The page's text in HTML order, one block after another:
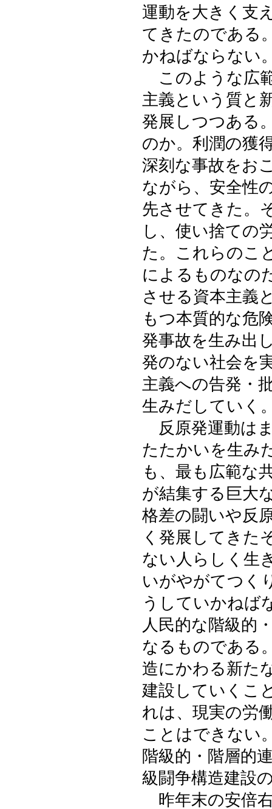
運動を大きく支
てきたのである
かねばならない
このような広
主義という質と
発展しつつある
のか。利潤の獲
深刻な事故をお
ながら、安全性
先させてきた。
し、使い捨ての
た。これらのこ
によるものなの
させる資本主義
もつ本質的な危
発事故を生み出
発のない社会を
主義への告発・
生みだしていく
反原発運動は
たたかいを生み
も、最も広範な
が結集する巨大
格差の闘いや反
く発展してきた
ない人らしく生
いがやがてつく
うしていかねば
人民的な階級的
なるものである
造にかわる新た
建設していくこ
れは、現実の労
ことはできない
階級的・階層的
級闘争構造建設
昨年末の安倍